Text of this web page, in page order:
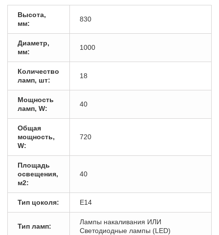
Высота,
мм:
830
Диаметр,
мм:
1000
Количество
ламп, шт:
18
Мощность
ламп, W:
40
Общая
мощность,
W:
720
Площадь
освещения,
м2:
40
Тип цоколя: E14
Тип ламп:
Лампы накаливания ИЛИ
Светодиодные лампы (LED)